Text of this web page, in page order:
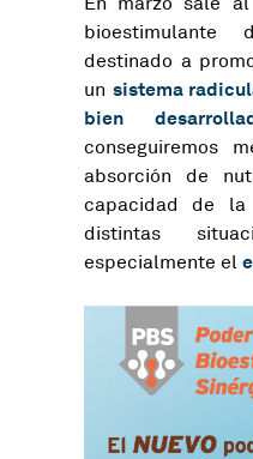
destinado a
un sistema
bien
conseguiremos
absorción de
capacidad de
distintas
especialmente el